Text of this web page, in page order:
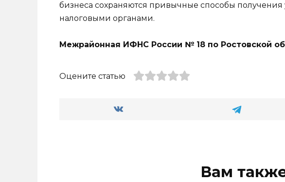
бизнеса сохраняются привычные способы получения
налоговыми органами.
Межрайонная ИФНС России № 18 по Ростовской
Оцените статью
Вам